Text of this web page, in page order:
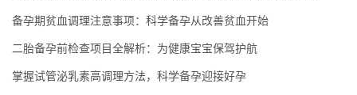
备孕期贫血调理注意事项：科学备孕从改善贫血开始
二胎备孕前检查项目全解析：为健康宝宝保驾护航
掌握试管泌乳素高调理方法，科学备孕迎接好孕